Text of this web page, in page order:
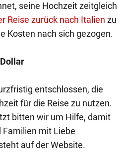
seine Hochzeit zeitgleich
Reise zurück nach Italien zu
Kosten nach sich gezogen.
entschlossen, die
für die Reise zu nutzen.
bitten wir um Hilfe, damit
Familien mit Liebe
auf der Website.